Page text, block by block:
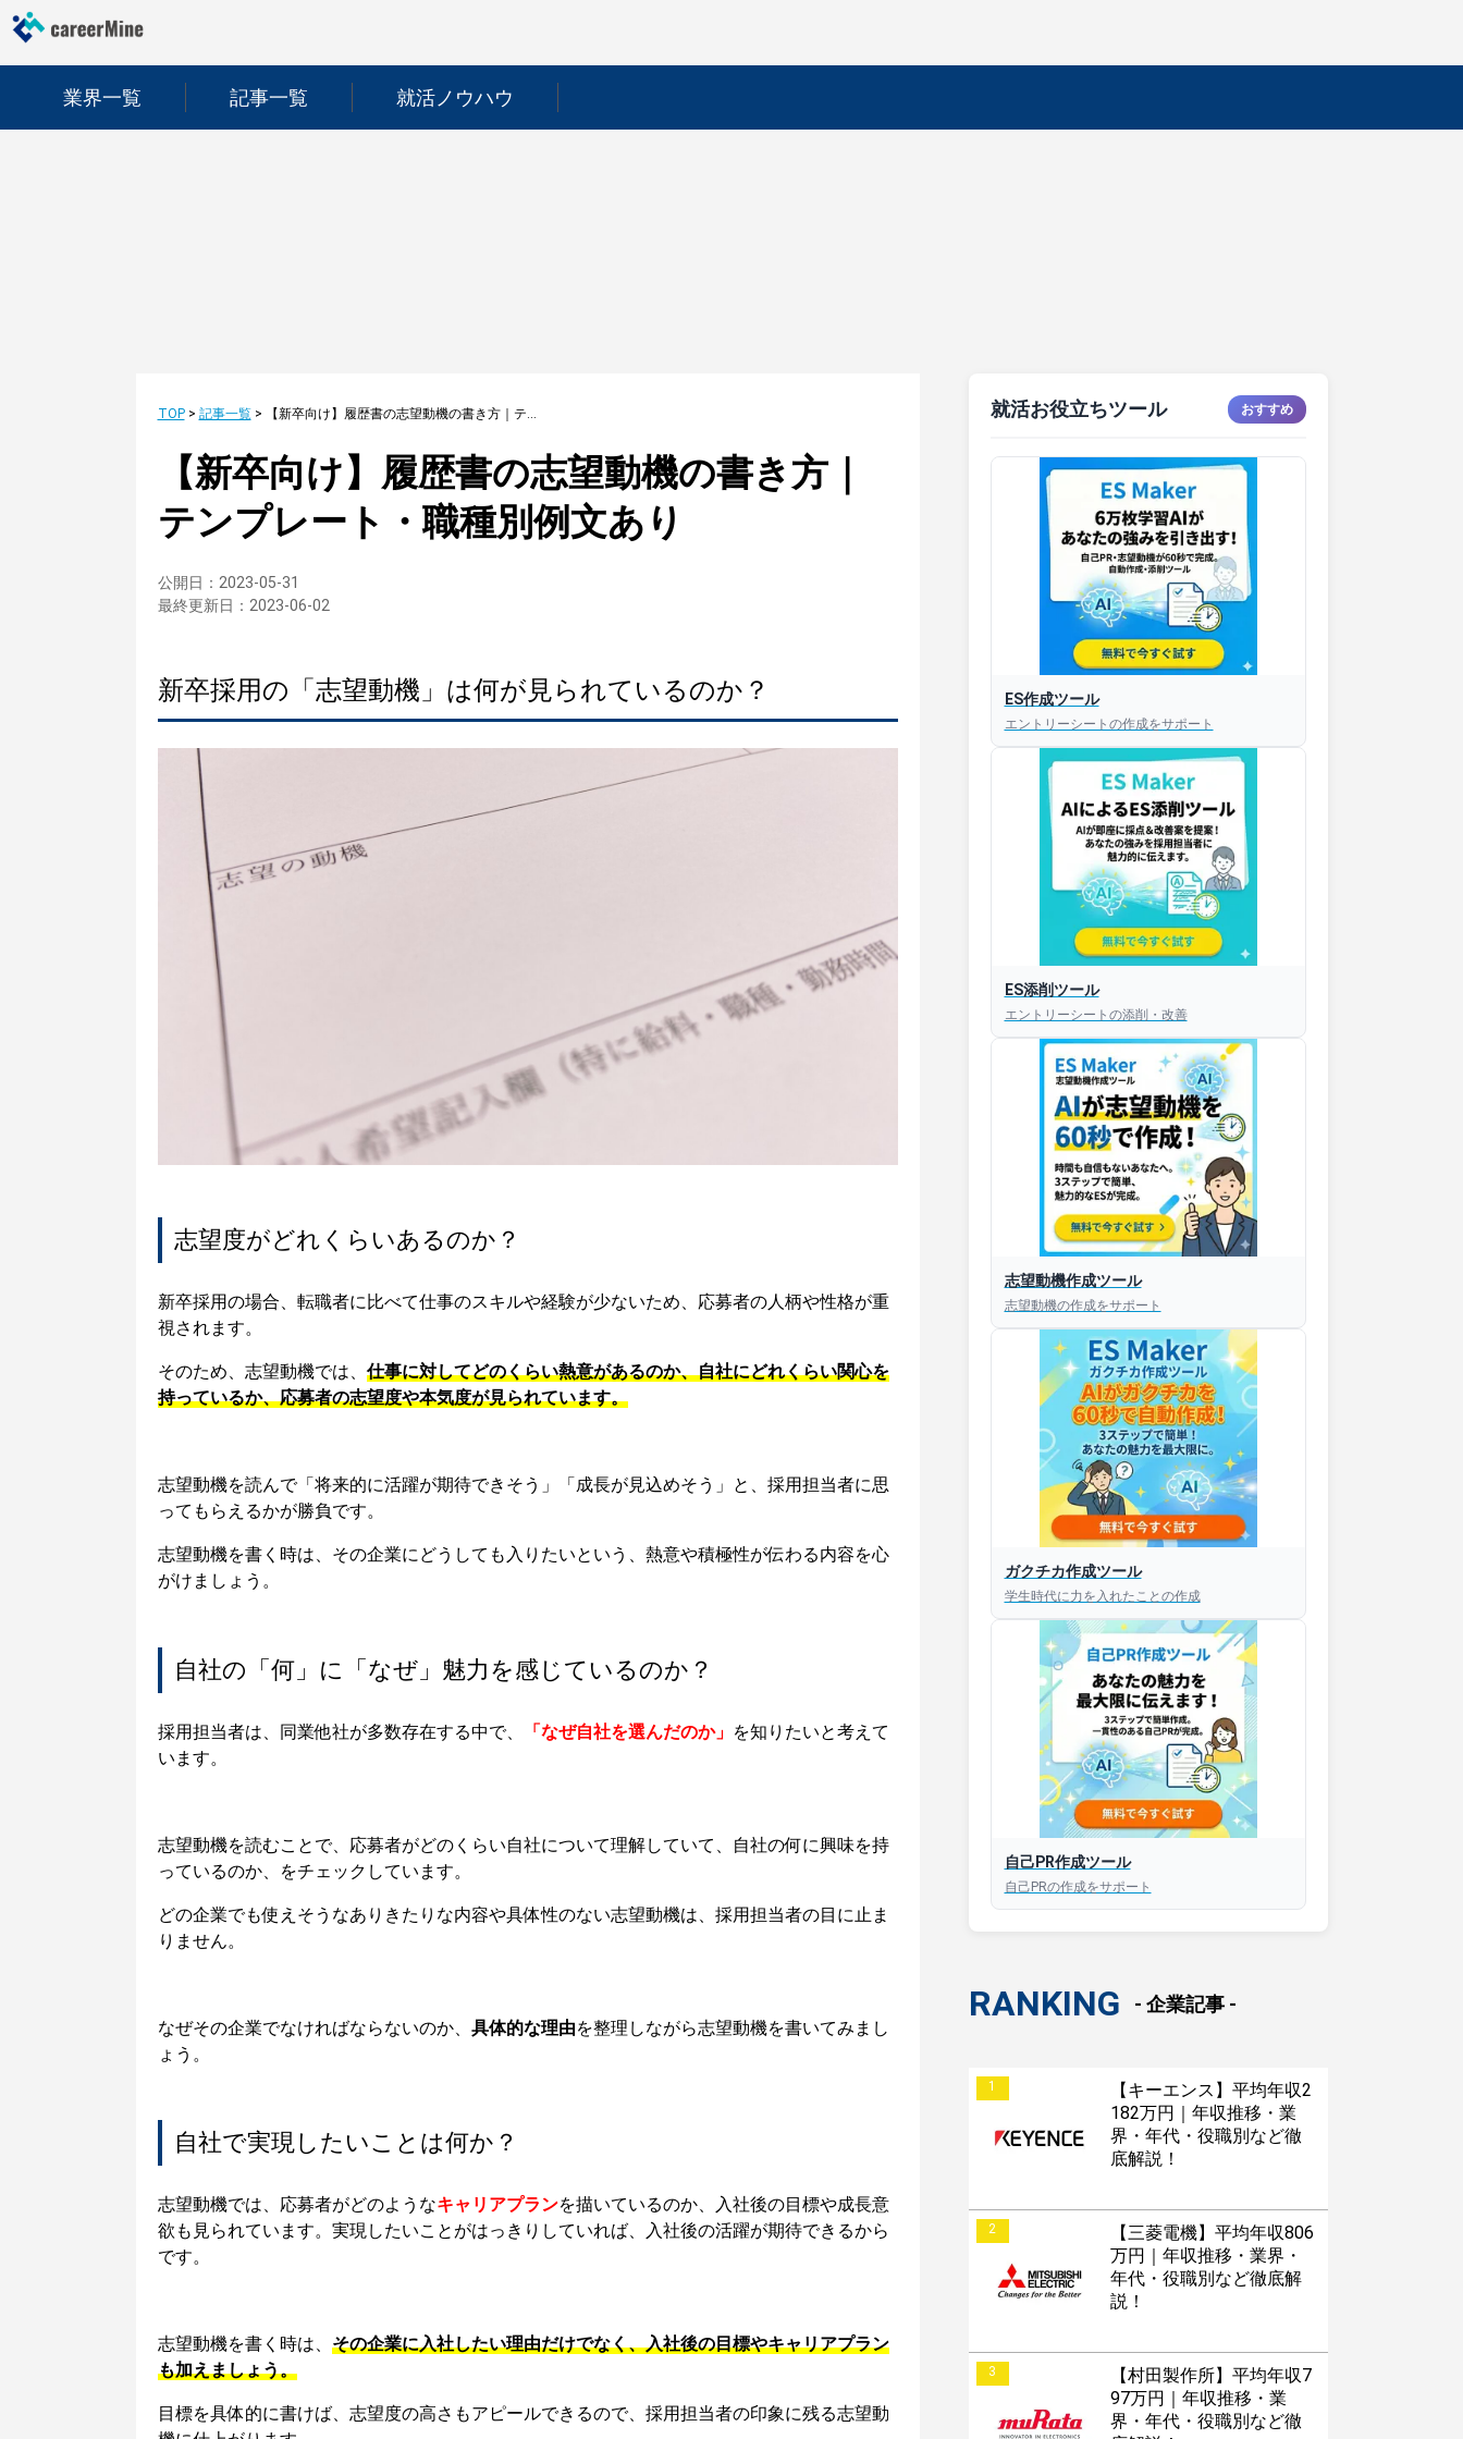
業界一覧 記事一覧 就活ノウハウ
TOP> 記事一覧> 【新卒向け】履歴書の志望動機の書き方｜テンプレート・職種別例文あり
【新卒向け】履歴書の志望動機の書き方｜
テンプレート・職種別例文あり
公開日： 2023-05-31
最終更新日： 2023-06-02
新卒採用の「志望動機」は何が見られているのか？
志望度がどれくらいあるのか？
新卒採用の場合、転職者に比べて仕事のスキルや経験が少ないため、応募者の人柄や性格が重
視されます。
そのため、志望動機では、 仕事に対してどのくらい熱意があるのか、自社にどれくらい関心を
持っているか、応募者の志望度や本気度が見られています。
志望動機を読んで「将来的に活躍が期待できそう」「成長が見込めそう」と、採用担当者に思
ってもらえるかが勝負です。
志望動機を書く時は、その企業にどうしても入りたいという、熱意や積極性が伝わる内容を心
がけましょう。
自社の「何」に「なぜ」魅力を感じているのか？
採用担当者は、同業他社が多数存在する中で、 「なぜ自社を選んだのか」 を知りたいと考えて
います。
志望動機を読むことで、応募者がどのくらい自社について理解していて、自社の何に興味を持
っているのか、をチェックしています。
どの企業でも使えそうなありきたりな内容や具体性のない志望動機は、採用担当者の目に止ま
りません。
なぜその企業でなければならないのか、 具体的な理由を整理しながら志望動機を書いてみまし
ょう。
自社で実現したいことは何か？
志望動機では、応募者がどのようなキャリアプランを描いているのか、入社後の目標や成長意
欲も見られています。 実現したいことがはっきりしていれば、入社後の活躍が期待できるから
です。
志望動機を書く時は、 その企業に入社したい理由だけでなく、入社後の目標やキャリアプラン
も加えましょう。
目標を具体的に書けば、志望度の高さもアピールできるので、採用担当者の印象に残る志望動
就活お役立ちツール おすすめ
ES作成ツール
エントリーシートの作成をサポート
ES添削ツール
エントリーシートの添削・改善
志望動機作成ツール
志望動機の作成をサポート
ガクチカ作成ツール
学生時代に力を入れたことの作成
自己PR作成ツール
自己PRの作成をサポート
RANKING - 企業記事 -
1
【キーエンス】平均年収2
182万円｜年収推移・業
界・年代・役職別など徹
底解説！
2
【三菱電機】平均年収806
万円｜年収推移・業界・
年代・役職別など徹底解
説！
3
【村田製作所】平均年収7
97万円｜年収推移・業
界・年代・役職別など徹